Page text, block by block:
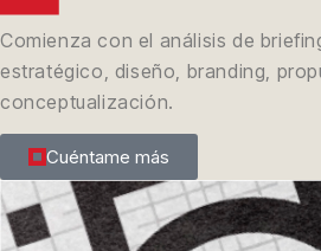
Comienza con el análisis de
estratégico, diseño, branding,
conceptualización.
Cuéntame más